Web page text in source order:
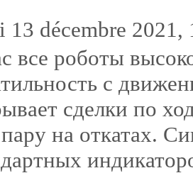
13 décembre 2021,
все роботы
с
сделки по
на откатах.